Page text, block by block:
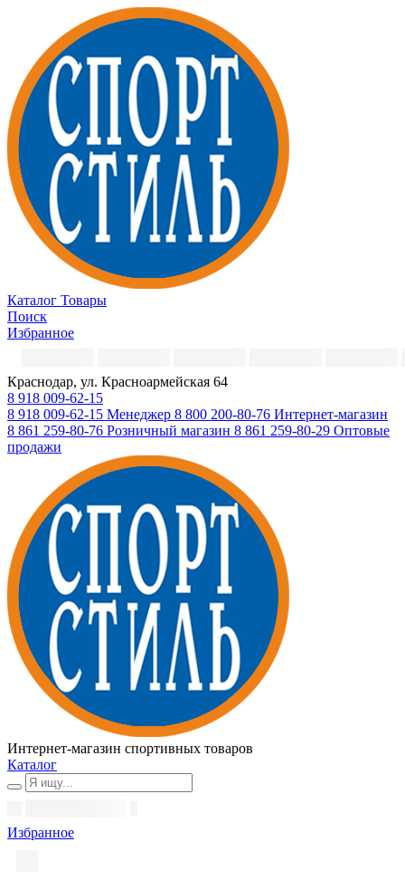
Каталог Товары
Поиск
Избранное
Краснодар, ул. Красноармейская 64
8 918 009-62-15
8 918 009-62-15 Менеджер 8 800 200-80-76 Интернет-магазин
8 861 259-80-76 Розничный магазин 8 861 259-80-29 Оптовые
продажи
Интернет-магазин спортивных товаров
Каталог
Избранное